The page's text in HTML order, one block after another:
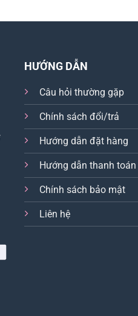
HƯỚNG DẪN
Câu hỏi thường gặp
Chính sách đổi/trả
Hướng dẫn đặt hàng
Hướng dẫn thanh toán
Chính sách bảo mật
Liên hệ